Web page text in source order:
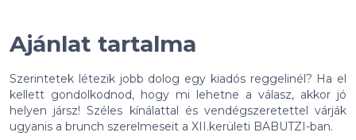
Ajánlat tartalma
Szerintetek létezik jobb dolog egy kiadós reggelinél? Ha el
kellett gondolkodnod, hogy mi lehetne a válasz, akkor jó
helyen jársz! Széles kínálattal és vendégszeretettel várják
ugyanis a brunch szerelmeseit a XII.kerületi BABUTZI-ban.